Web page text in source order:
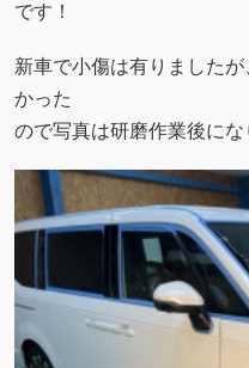
です！
新車で小傷は有りました
かった
ので写真は研磨作業後にな